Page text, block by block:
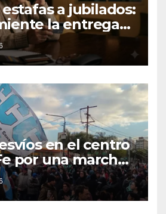
a jubilados:
la entrega
computadoras
en el centro
por una marcha
sociales y